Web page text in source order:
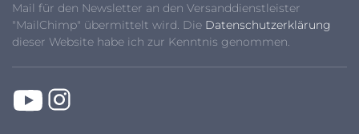
Mail für den Newsletter an den Versanddienstleister
"MailChimp" übermittelt wird. Die Datenschutzerklärung
dieser Website habe ich zur Kenntnis genommen.